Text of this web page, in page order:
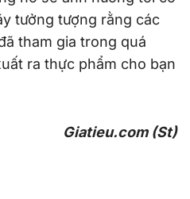
tưởng tượng rằng các
tham gia trong quá
ra thực phẩm cho bạn
Giatieu.com (St)